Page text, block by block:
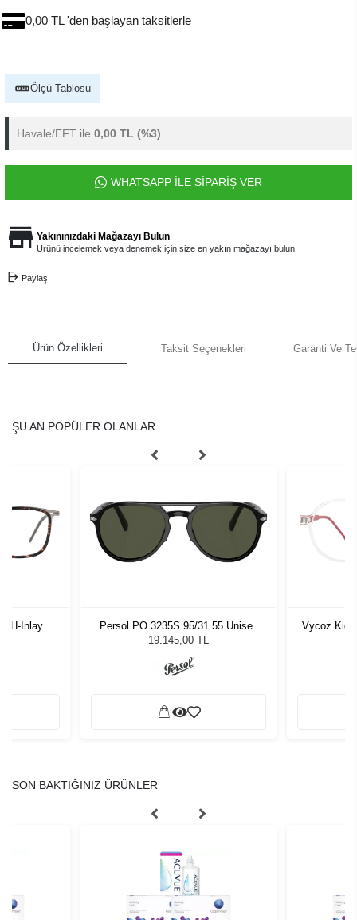
0,00 TL 'den başlayan taksitlerle
Ölçü Tablosu
Havale/EFT ile 0,00 TL (%3)
WHATSAPP İLE SİPARİŞ VER
Yakınınızdaki Mağazayı Bulun
Ürünü incelemek veya denemek için size en yakın mağazayı bulun.
Paylaş
Ürün Özellikleri Taksit Seçenekleri Garanti Ve
ŞU AN POPÜLER OLANLAR
H-Inlay 53-
Persol PO 3235S 95/31 55 Unisex
Güneş Gözlüğü
19.145,00 TL
Vycoz Kids
SON BAKTIĞINIZ ÜRÜNLER